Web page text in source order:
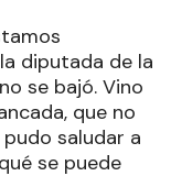
diputada de la
se bajó. Vino
que no
saludar a
se puede